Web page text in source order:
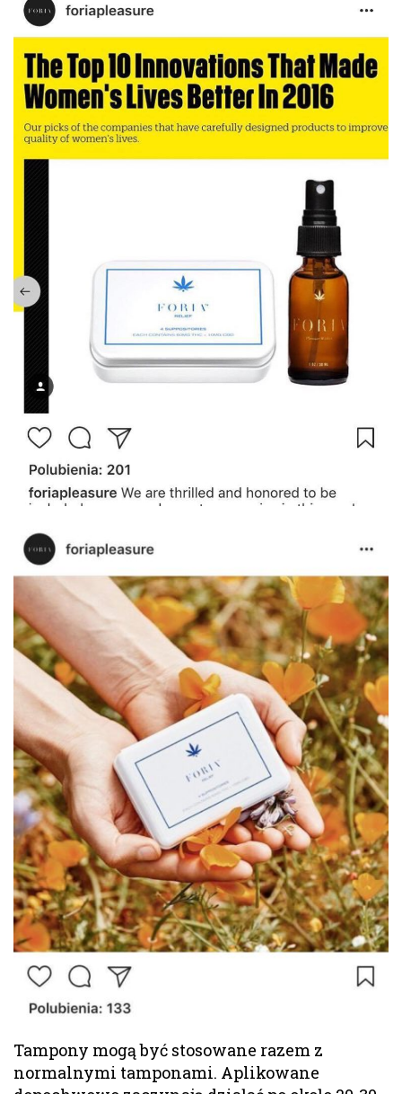
Tampony mogą być stosowane razem z
normalnymi tamponami. Aplikowane